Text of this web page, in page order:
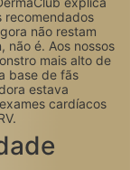
recomendados
não restam
não é. Aos nossos
mais alto de
base de fãs
estava
cardíacos